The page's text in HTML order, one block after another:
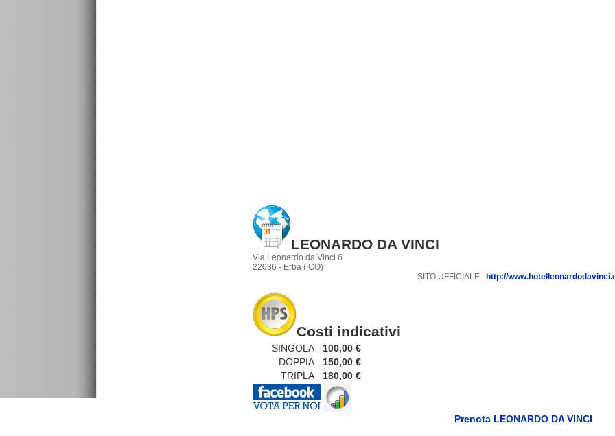
LEONARDO DA VINCI
Via Leonardo da Vinci 6
22036 - Erba ( CO)
SITO UFFICIALE : http://
Costi indicativi
SINGOLA
100,00 €
DOPPIA
150,00 €
TRIPLA
180,00 €
Prenota LEONARDO DA VINCI